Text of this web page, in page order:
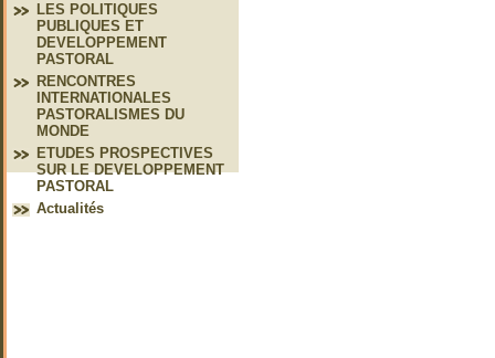
LES POLITIQUES
PUBLIQUES ET
DEVELOPPEMENT
PASTORAL
RENCONTRES
INTERNATIONALES
PASTORALISMES DU
MONDE
ETUDES PROSPECTIVES
SUR LE DEVELOPPEMENT
PASTORAL
Actualités